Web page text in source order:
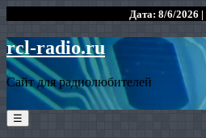
Дата: 8/6/2026
rcl-radio.ru
Сайт для радиолюбителей
☰